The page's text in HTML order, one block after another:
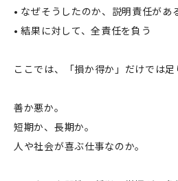
• なぜそうしたのか、説明責任があ
• 結果に対して、全責任を負う
ここでは、「損か得か」だけでは足
善か悪か。
短期か、長期か。
人や社会が喜ぶ仕事なのか。